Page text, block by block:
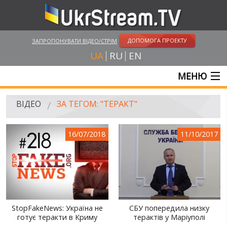
ЗАПРОПОНУВАТИ ВІДЕО/СТРІМ ДОПОМОГА ПРОЕКТУ
UA RU EN
МЕНЮ
ГОЛОВНА
ВІДЕО
UKRSTREAM.TV
ВІДЕО ЗМІ
АМАТОРСЬКЕ ВІДЕО
ХУДОЖНІ ТА ДОКУМЕНТАЛЬНІ ПРОЕКТИ
ВІДЕО ЗА ТЕГОМ: "ТЕРАКТ"
16/07/2018
StopFakeNews: Україна не
готує теракти в Криму
11/10/2017
СБУ попередила низку
терактів у Маріуполі